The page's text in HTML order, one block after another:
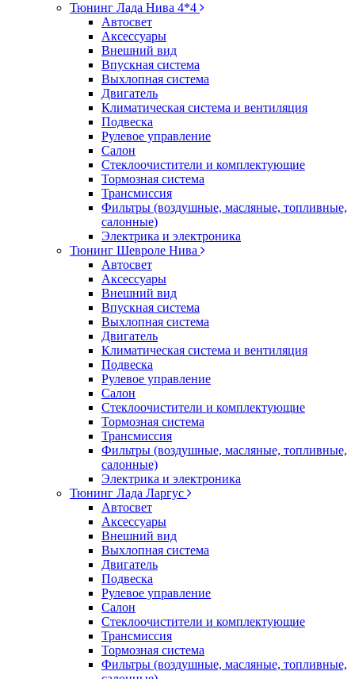
Тюнинг Лада Нива 4*4
Автосвет
Аксессуары
Внешний вид
Впускная система
Выхлопная система
Двигатель
Климатическая система и вентиляция
Подвеска
Рулевое управление
Салон
Стеклоочистители и комплектующие
Тормозная система
Трансмиссия
Фильтры (воздушные, масляные, топливные,
салонные)
Электрика и электроника
Тюнинг Шевроле Нива
Автосвет
Аксессуары
Внешний вид
Впускная система
Выхлопная система
Двигатель
Климатическая система и вентиляция
Подвеска
Рулевое управление
Салон
Стеклоочистители и комплектующие
Тормозная система
Трансмиссия
Фильтры (воздушные, масляные, топливные,
салонные)
Электрика и электроника
Тюнинг Лада Ларгус
Автосвет
Аксессуары
Внешний вид
Выхлопная система
Двигатель
Подвеска
Рулевое управление
Салон
Стеклоочистители и комплектующие
Трансмиссия
Тормозная система
Фильтры (воздушные, масляные, топливные,